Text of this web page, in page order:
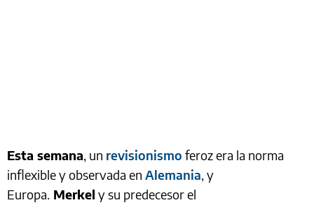
Esta semana, un revisionismo feroz era la norma
inflexible y observada en Alemania, y
Europa. Merkel y su predecesor el